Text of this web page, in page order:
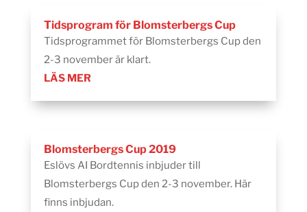
Tidsprogram för Blomsterbergs Cup
Tidsprogrammet för Blomsterbergs Cup den
2-3 november är klart.
LÄS MER
Blomsterbergs Cup 2019
Eslövs AI Bordtennis inbjuder till
Blomsterbergs Cup den 2-3 november. Här
finns inbjudan.